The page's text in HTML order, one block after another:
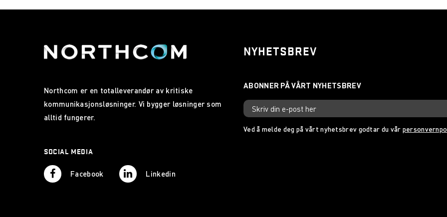
Northcom er en totalleverandør av kritiske
kommunikasjonsløsninger. Vi bygger løsninger som
alltid fungerer.
SOCIAL MEDIA
Facebook Linkedin
NYHETSBREV
Ved å melde deg på vårt nyhetsbrev godtar du vår